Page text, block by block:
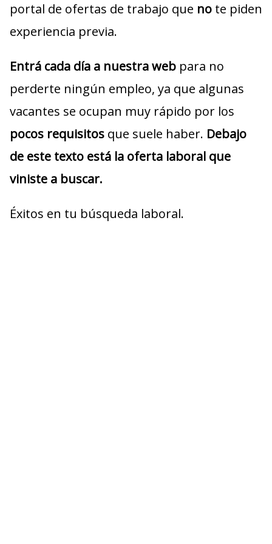
portal de ofertas de trabajo que no te piden
experiencia previa.
Entrá cada día a nuestra web para no
perderte ningún empleo, ya que algunas
vacantes se ocupan muy rápido por los
pocos requisitos que suele haber. Debajo
de este texto está la oferta laboral que
viniste a buscar.
Éxitos en tu búsqueda laboral.